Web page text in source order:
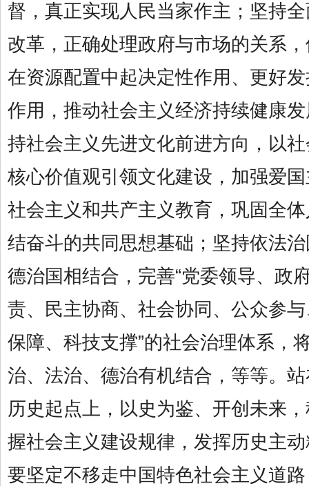
督，真正实现人民当家作主；坚持
改革，正确处理政府与市场的关系
在资源配置中起决定性作用、更好
作用，推动社会主义经济持续健康
持社会主义先进文化前进方向，以
核心价值观引领文化建设，加强爱
社会主义和共产主义教育，巩固全
结奋斗的共同思想基础；坚持依法
德治国相结合，完善“党委领导、政
责、民主协商、社会协同、公众参
保障、科技支撑”的社会治理体系，
治、法治、德治有机结合，等等。
历史起点上，以史为鉴、开创未来
握社会主义建设规律，发挥历史主
要坚定不移走中国特色社会主义道